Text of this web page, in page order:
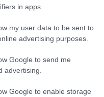
in apps.
my user data to be sent to
advertising purposes.
Google to send me
advertising.
Google to enable storage